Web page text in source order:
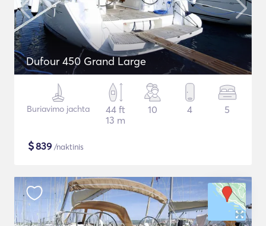
Dufour 450 Grand Large
Buriavimo jachta
44 ft
13 m
10 4 5
$839 /naktinis